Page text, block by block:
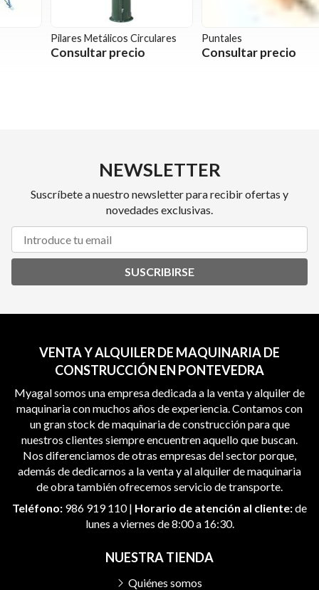
Pilares Metálicos Circulares
Consultar precio
Puntales
Consultar precio
NEWSLETTER
Suscríbete a nuestro newsletter para recibir ofertas y
novedades exclusivas.
SUSCRIBIRSE
VENTA Y ALQUILER DE MAQUINARIA DE
CONSTRUCCIÓN EN PONTEVEDRA
Myagal somos una empresa dedicada a la venta y alquiler de
maquinaria con muchos años de experiencia. Contamos con
un gran stock de maquinaria de construcción para que
nuestros clientes siempre encuentren aquello que buscan.
Nos diferenciamos de otras empresas del sector porque,
además de dedicarnos a la venta y al alquiler de maquinaria
de obra también ofrecemos servicio de transporte.
Teléfono: 986 919 110| Horario de atención al cliente:de
lunes a viernes de 8:00 a 16:30.
NUESTRA TIENDA
Quiénes somos